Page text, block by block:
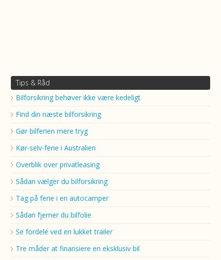
Tips & Råd
Bilforsikring behøver ikke være kedeligt
Find din næste bilforsikring
Gør bilferien mere tryg
Kør-selv-ferie i Australien
Overblik over privatleasing
Sådan vælger du bilforsikring
Tag på ferie i en autocamper
Sådan fjerner du bilfolie
Se fordele ved en lukket trailer
Tre måder at finansiere en eksklusiv bil